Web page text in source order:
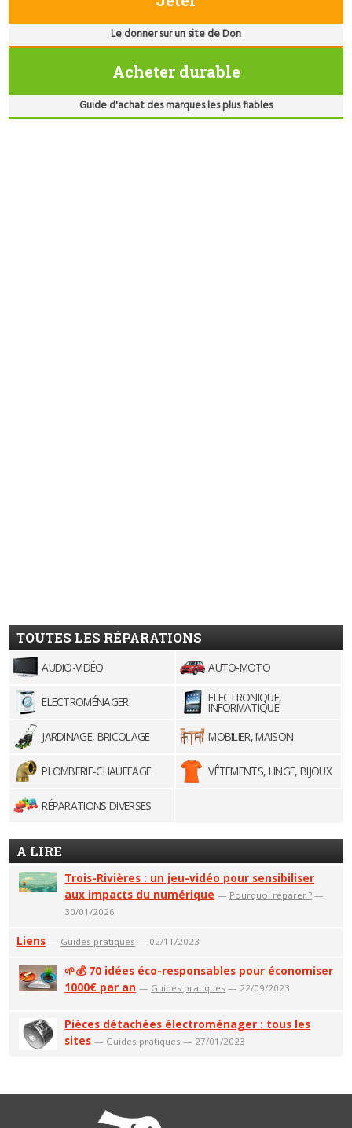
Le donner sur un site de Don
Acheter durable
Guide d'achat des marques les plus fiables
TOUTES LES RÉPARATIONS
AUDIO-VIDÉO AUTO-MOTO
ELECTROMÉNAGER ELECTRONIQUE,
INFORMATIQUE
JARDINAGE, BRICOLAGE
MOBILIER, MAISON
PLOMBERIE-CHAUFFAGE VÊTEMENTS, LINGE, BIJOUX
RÉPARATIONS DIVERSES
A LIRE
Trois-Rivières : un jeu-vidéo pour sensibiliser
aux impacts du numérique — Pourquoi réparer ? —
30/01/2026
Liens — Guides pratiques — 02/11/2023
🌱💰 70 idées éco-responsables pour économiser
1000€ par an — Guides pratiques — 22/09/2023
Pièces détachées électroménager : tous les
sites — Guides pratiques — 27/01/2023